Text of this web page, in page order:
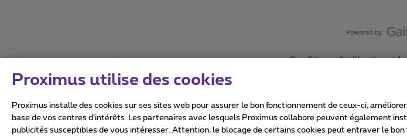
Conditions d'utilisation
Tous droits réservés. ©2026Proximus
Proximus utilise des cookies
Proximus installe des cookies sur ses sites web pour assurer le bon fonctionnement de ceux-ci,
base de vos centres d’intérêts. Les partenaires avec lesquels Proximus collabore peuvent également
publicités susceptibles de vous intéresser. Attention, le blocage de certains cookies peut entraver le